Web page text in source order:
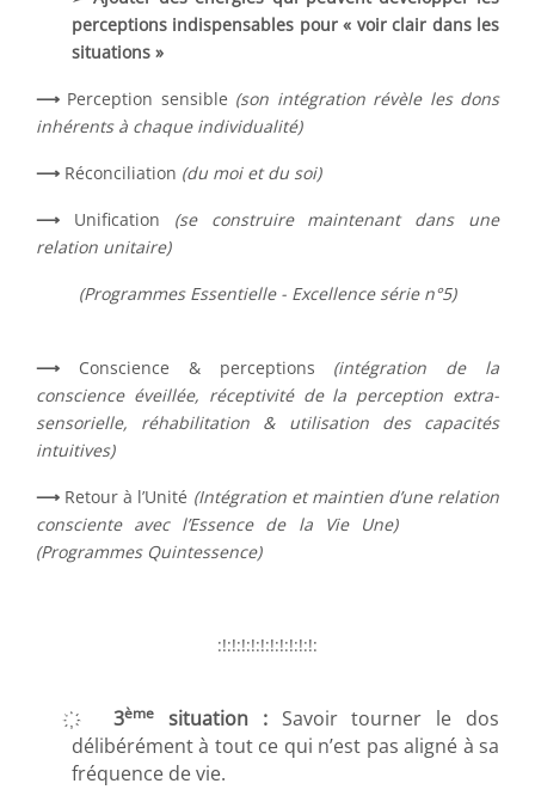
perceptions indispensables pour « voir clair dans les
situations »
⟶ Perception sensible (son intégration révèle les dons
inhérents à chaque individualité)
⟶ Réconciliation (du moi et du soi)
⟶ Unification (se construire maintenant dans une
relation unitaire)
(Programmes Essentielle - Excellence série n°5)
⟶ Conscience & perceptions (intégration de la
conscience éveillée, réceptivité de la perception extra-
sensorielle, réhabilitation & utilisation des capacités
intuitives)
⟶ Retour à l’Unité (Intégration et maintien d’une relation
consciente avec l’Essence de la Vie Une)
(Programmes Quintessence)
:!:!:!:!:!:!:!:!:!:!:
҉ 3ème situation : Savoir tourner le dos
délibérément à tout ce qui n’est pas aligné à sa
fréquence de vie.